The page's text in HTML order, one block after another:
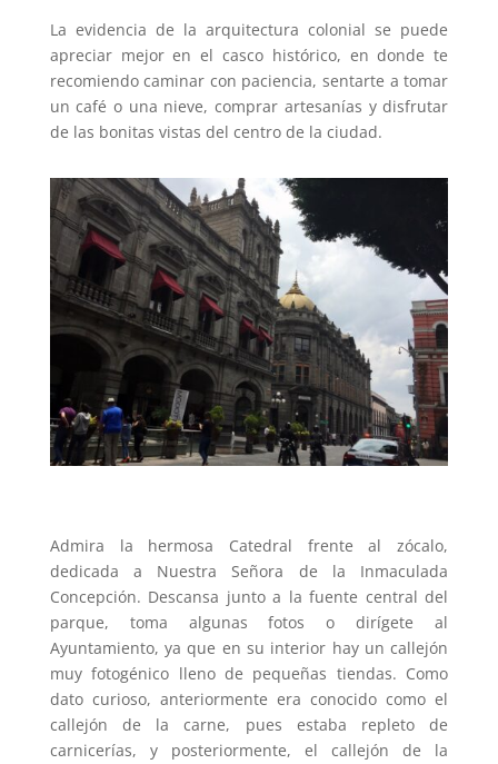
La evidencia de la arquitectura colonial se puede
apreciar mejor en el casco histórico, en donde te
recomiendo caminar con paciencia, sentarte a tomar
un café o una nieve, comprar artesanías y disfrutar
de las bonitas vistas del centro de la ciudad.
Admira la hermosa Catedral frente al zócalo,
dedicada a Nuestra Señora de la Inmaculada
Concepción. Descansa junto a la fuente central del
parque, toma algunas fotos o dirígete al
Ayuntamiento, ya que en su interior hay un callejón
muy fotogénico lleno de pequeñas tiendas. Como
dato curioso, anteriormente era conocido como el
callejón de la carne, pues estaba repleto de
carnicerías, y posteriormente, el callejón de la